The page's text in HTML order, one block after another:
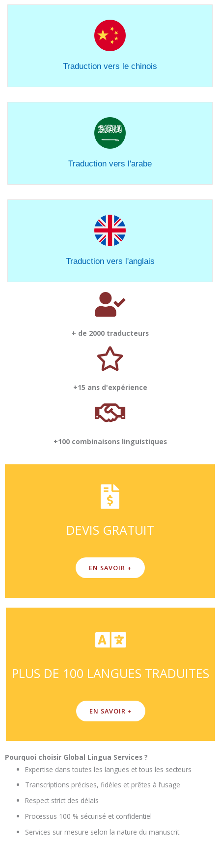
Traduction vers le chinois
Traduction vers l'arabe
Traduction vers l'anglais
+ de 2000 traducteurs
+15 ans d'expérience
+100 combinaisons linguistiques
DEVIS GRATUIT
EN SAVOIR +
PLUS DE 100 LANGUES TRADUITES
EN SAVOIR +
Pourquoi choisir Global Lingua Services ?
Expertise dans toutes les langues et tous les secteurs
Transcriptions précises, fidèles et prêtes à l’usage
Respect strict des délais
Processus 100 % sécurisé et confidentiel
Services sur mesure selon la nature du manuscrit